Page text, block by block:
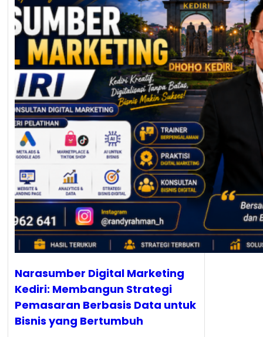
Narasumber Digital Marketing
Kediri: Membangun Strategi
Pemasaran Berbasis Data untuk
Bisnis yang Bertumbuh